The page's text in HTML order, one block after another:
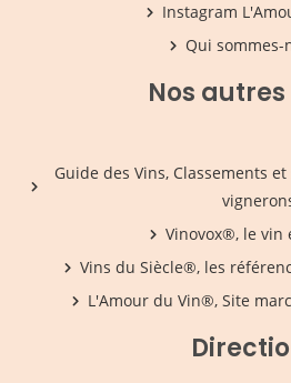
Instagram
Qui sommes-
Nos autres
Guide des Vins, Classements
Vinovox®, le vin
Vins du Siècle®, les
L'Amour du Vin®, Site